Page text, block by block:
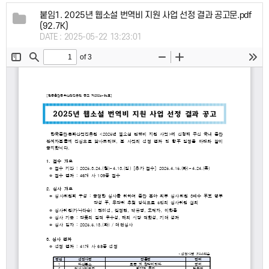
붙임1. 2025년 웹소설 번역비 지원 사업 선정 결과 공고문.pdf
(92.7K)
DATE : 2025-05-22 13:23:01